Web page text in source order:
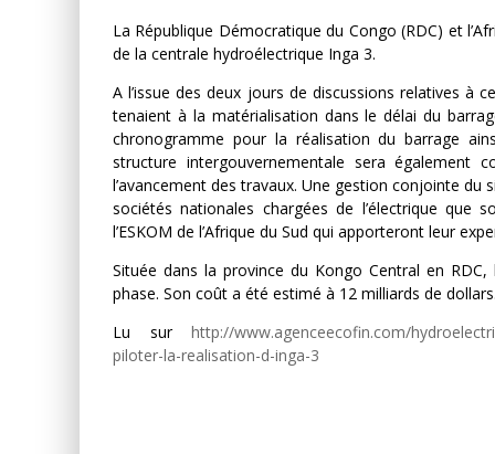
La République Démocratique du Congo (RDC) et
de la centrale hydroélectrique Inga 3.
A l’issue des deux jours de discussions relatives à
tenaient à la matérialisation dans le délai du
chronogramme pour la réalisation du barrage
structure intergouvernementale sera également
l’avancement des travaux. Une gestion conjointe du
sociétés nationales chargées de l’électrique que
l’ESKOM de l’Afrique du Sud qui apporteront leur
Située dans la province du Kongo Central en
phase. Son coût a été estimé à 12 milliards de dollars.
Lu sur
http://www.agenceecofin.com/
piloter-la-realisation-d-inga-3